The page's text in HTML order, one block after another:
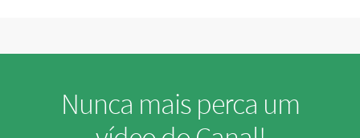
Nunca mais perca um